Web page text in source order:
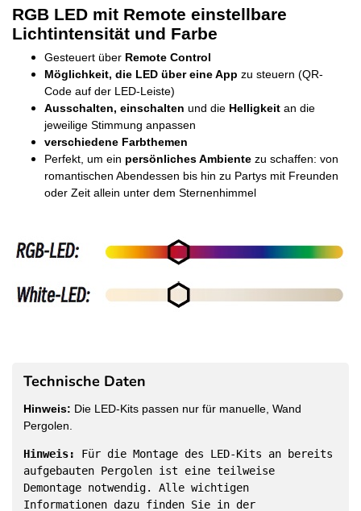
RGB LED mit Remote einstellbare
Lichtintensität und Farbe
Gesteuert über Remote Control
Möglichkeit, die LED über eine App zu steuern (QR-
Code auf der LED-Leiste)
Ausschalten, einschalten und die Helligkeit an die
jeweilige Stimmung anpassen
verschiedene Farbthemen
Perfekt, um ein persönliches Ambiente zu schaffen: von
romantischen Abendessen bis hin zu Partys mit Freunden
oder Zeit allein unter dem Sternenhimmel
Technische Daten
Hinweis: Die LED-Kits passen nur für manuelle, Wand
Pergolen.
Hinweis:
Für die Montage des LED-Kits an bereits
aufgebauten Pergolen ist eine teilweise
Demontage notwendig. Alle wichtigen
Informationen dazu finden Sie in der